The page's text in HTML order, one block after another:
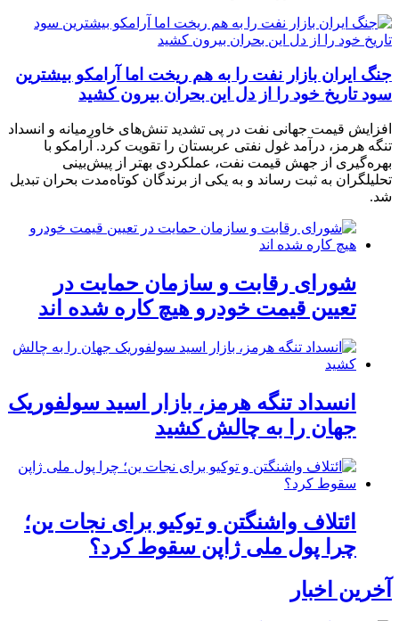
جنگ ایران بازار نفت را به هم ریخت اما آرامکو بیشترین
سود تاریخ خود را از دل این بحران بیرون کشید
افزایش قیمت جهانی نفت در پی تشدید تنش‌های خاورمیانه و انسداد
تنگه هرمز، درآمد غول نفتی عربستان را تقویت کرد. آرامکو با
بهره‌گیری از جهش قیمت نفت، عملکردی بهتر از پیش‌بینی
تحلیلگران به ثبت رساند و به یکی از برندگان کوتاه‌مدت بحران تبدیل
شد.
شورای رقابت و سازمان حمایت در
تعیین قیمت خودرو هیچ کاره شده اند
انسداد تنگه هرمز، بازار اسید سولفوریک
جهان را به چالش کشید
ائتلاف واشنگتن و توکیو برای نجات ین؛
چرا پول ملی ژاپن سقوط کرد؟
آخرین اخبار